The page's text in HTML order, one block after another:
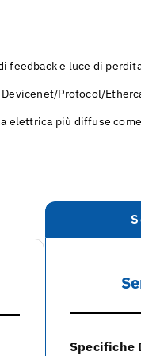
feedback e luce di
Protocol/
più diffuse come
Specifiche